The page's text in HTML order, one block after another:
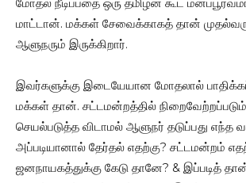
மாட்டான். மக்கள் சேவைக்காகத் தான்
ஆளுநரும் இருக்கிறார்.
இவர்களுக்கு இடையேயான மோதலால்
மக்கள் தான். சட்டமன்றத்தில்
செயல்படுத்த விடாமல் ஆளுநர் தடுப்பது எந்த
அப்படியானால் தேர்தல் எதற்கு? சட்டமன்றம்
ஜனநாயகத்துக்கு கேடு தானே? & இப்படித்